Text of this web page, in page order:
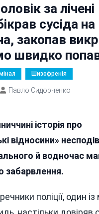
за лічені
сусіда на
закопав
швидко
Шизофренія
Павло Сидорченко
історія про
відносини»
й водночас
забарвлення.
речники поліції, один